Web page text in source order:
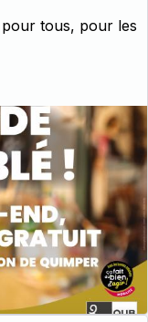
tous, pour les